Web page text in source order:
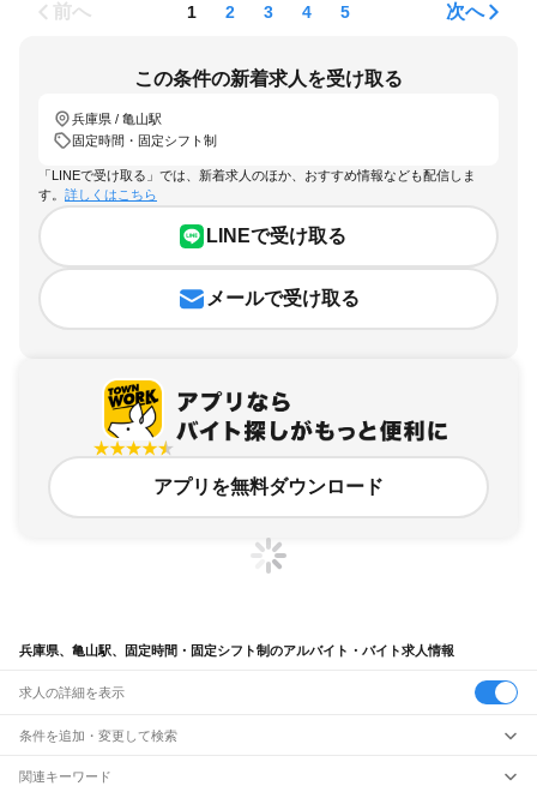
前へ 1 2 3 4 5 次へ
この条件の新着求人を受け取る
兵庫県 / 亀山駅
固定時間・固定シフト制
「LINEで受け取る」では、新着求人のほか、おすすめ情報なども配信しま
す。 詳しくはこちら
LINEで受け取る
メールで受け取る
アプリを無料ダウンロード
兵庫県、亀山駅、固定時間・固定シフト制のアルバイト・バイト求人情報
求人の詳細を表示
条件を追加・変更して検索
市区町村を追加・変更
関連キーワード